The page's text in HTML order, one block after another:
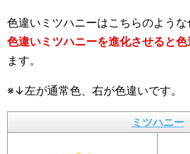
色違いミツハニーはこちらのような
色違いミツハニーを進化させると
ます。
※↓左が通常色、右が色違いです。
ミツハニー